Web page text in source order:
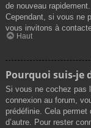
de nouveau rapidement.
Cependant, si vous ne
vous invitons à
Haut
Pourquoi suis-je
Si vous ne cochez pas
connexion au forum,
prédéfinie. Cela permet
d’autre. Pour rester